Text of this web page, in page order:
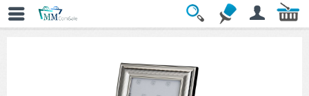
Übersicht